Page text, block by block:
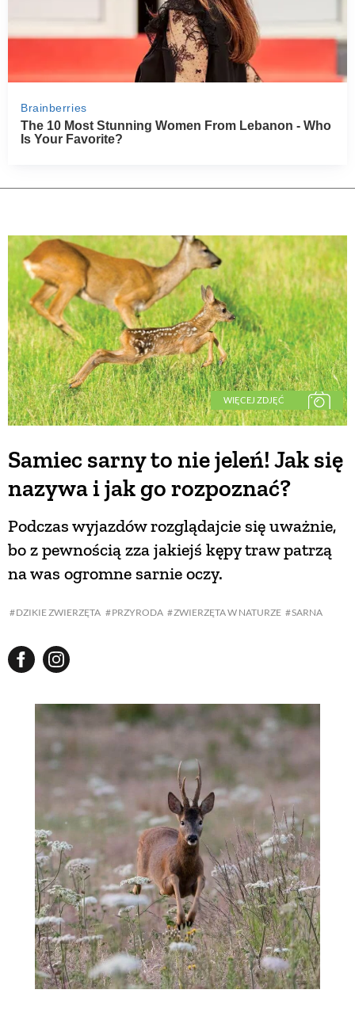
WIĘCEJ ZDJĘĆ
Samiec sarny to nie jeleń! Jak się
nazywa i jak go rozpoznać?
DZIKIE ZWIERZĘTA PRZYRODA ZWIERZĘTA W NATURZE SARNA
Podczas wyjazdów rozglądajcie się uważnie,
bo z pewnością zza jakiejś kępy traw patrzą
na was ogromne sarnie oczy.